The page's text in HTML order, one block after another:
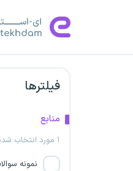
فیلترها
منابع
۱ مورد انتخاب شده
نمونه
مادرتخصصی
شرکت